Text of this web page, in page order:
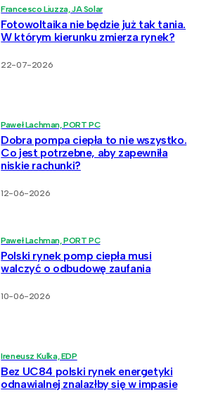
Francesco Liuzza, JA Solar
Fotowoltaika nie będzie już tak tania.
W którym kierunku zmierza rynek?
22-07-2026
Paweł Lachman, PORT PC
Dobra pompa ciepła to nie wszystko.
Co jest potrzebne, aby zapewniła
niskie rachunki?
12-06-2026
Paweł Lachman, PORT PC
Polski rynek pomp ciepła musi
walczyć o odbudowę zaufania
10-06-2026
Ireneusz Kulka, EDP
Bez UC84 polski rynek energetyki
odnawialnej znalazłby się w impasie